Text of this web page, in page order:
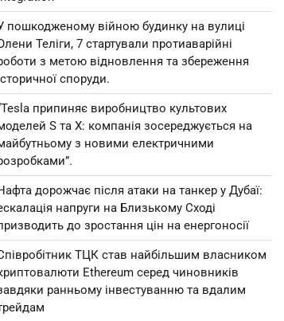
пошкодженому війною будинку на вулиці
Теліги, 7 стартували протиаварійні
з метою відновлення та збереження
споруди.
припиняє виробництво культових
S та X: компанія зосереджується на
з новими електричними
дорожчає після атаки на танкер у Дубаї:
напруги на Близькому Сході
до зростання цін на енергоносії
ТЦК став найбільшим власником
Ethereum серед чиновників
ранньому інвестуванню та вдалим